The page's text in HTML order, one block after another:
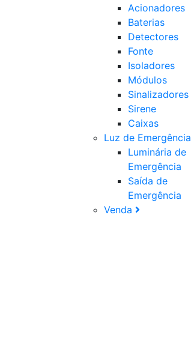
Acionadores
Baterias
Detectores
Fonte
Isoladores
Módulos
Sinalizadores
Sirene
Caixas
Luz de Emergência
Luminária de
Emergência
Saída de
Emergência
Venda